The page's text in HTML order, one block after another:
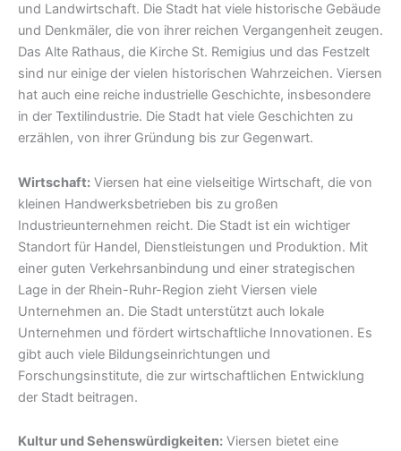
und Landwirtschaft. Die Stadt hat viele historische Gebäude
und Denkmäler, die von ihrer reichen Vergangenheit zeugen.
Das Alte Rathaus, die Kirche St. Remigius und das Festzelt
sind nur einige der vielen historischen Wahrzeichen. Viersen
hat auch eine reiche industrielle Geschichte, insbesondere
in der Textilindustrie. Die Stadt hat viele Geschichten zu
erzählen, von ihrer Gründung bis zur Gegenwart.
Wirtschaft: Viersen hat eine vielseitige Wirtschaft, die von
kleinen Handwerksbetrieben bis zu großen
Industrieunternehmen reicht. Die Stadt ist ein wichtiger
Standort für Handel, Dienstleistungen und Produktion. Mit
einer guten Verkehrsanbindung und einer strategischen
Lage in der Rhein-Ruhr-Region zieht Viersen viele
Unternehmen an. Die Stadt unterstützt auch lokale
Unternehmen und fördert wirtschaftliche Innovationen. Es
gibt auch viele Bildungseinrichtungen und
Forschungsinstitute, die zur wirtschaftlichen Entwicklung
der Stadt beitragen.
Kultur und Sehenswürdigkeiten: Viersen bietet eine